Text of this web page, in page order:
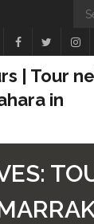
| Tour
in